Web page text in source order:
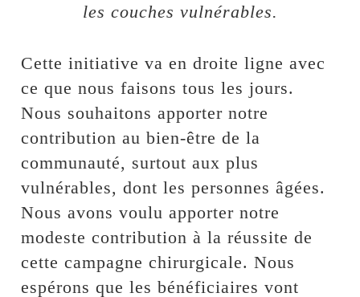
les couches vulnérables.
Cette initiative va en droite ligne avec
ce que nous faisons tous les jours.
Nous souhaitons apporter notre
contribution au bien-être de la
communauté, surtout aux plus
vulnérables, dont les personnes âgées.
Nous avons voulu apporter notre
modeste contribution à la réussite de
cette campagne chirurgicale. Nous
espérons que les bénéficiaires vont